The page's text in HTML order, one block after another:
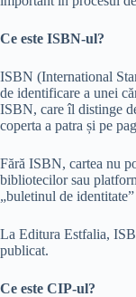
Ce este ISBN-ul?
ISBN (International
de identificare a unei
ISBN, care îl distinge
coperta a patra și pe
Fără ISBN, cartea nu
bibliotecilor sau
„buletinul de
La Editura Estfalia,
publicat.
Ce este CIP-ul?